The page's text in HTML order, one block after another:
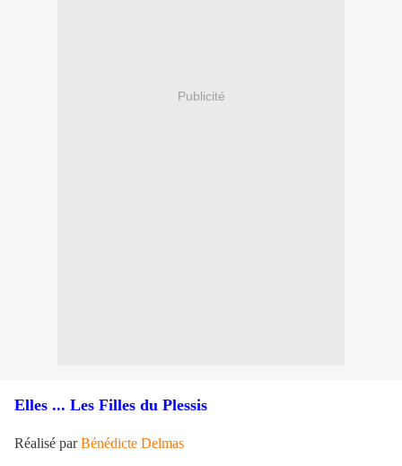
Publicité
Elles ... Les Filles du Plessis
Réalisé parBénédicte Delmas